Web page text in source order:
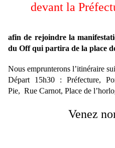
devant la
afin de rejoindre la
du Off qui partira de la place
Nous emprunterons l’itinéraire
Départ 15h30 : Préfecture,
Pie, Rue Carnot, Place de
Venez